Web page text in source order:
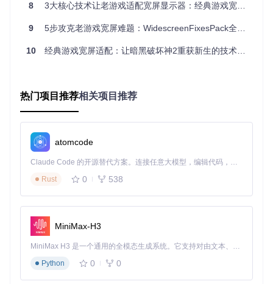
游戏提供独立的修复包。以《细胞分裂：双重间谍》为例，其
│   └── System/
│       ├── scripts/
│       │   └── SplinterCellDoubleAgent.WidescreenFix.png
│       └── d3d9.ual
这种结构确保了不同游戏修复逻辑的隔离性，便于维护和更
现，如source/SplinterCellDoubleAgent.WidescreenF
ix/dllmain.cpp
项目采用INI文件作为配置载体，允许用户通过简单的文本编辑
实现个性化设置。以GTA系列为例，data/GTA3.Widescree
辨率设置、HUD缩放比例、FOV调整等关键参数，用户可根据
8 3大核心技术让老游戏适配宽屏显示器：经典游戏宽屏适配完全指南
9 5步攻克老游戏宽屏难题：WidescreenFixesPack全流程适配指南
10 经典游戏宽屏适配：让暗黑破坏神2重获新生的技术探险
热门项目推荐相关项目推荐
atomcode
Claude Code 的开源替代方案。连接任意大模型，编辑代码，运行命令，自动验证 — 全自动执行。用 Rust 构建，极致性能。 ｜ An open-source alternative to Claude Code. Connect any LLM, edit code, run commands, and verify changes — autonomously. Built in Rust for speed. Get Started
Rust
0 538
MiniMax-H3
MiniMax H3 是一个通用的全模态生成系统。它支持对由文本、图像、视频和音频组成的多模态上下文进行统一理解，并能生成分辨率高达 2K、时长可达 15 秒的带原生立体声音频的视频。得益于面向任务泛化的系统设计，H3 在预训练阶段就已具备广泛的多模态上下文理解与生成能力，能够出色地执行复杂的多模态指令。
Python
0 0